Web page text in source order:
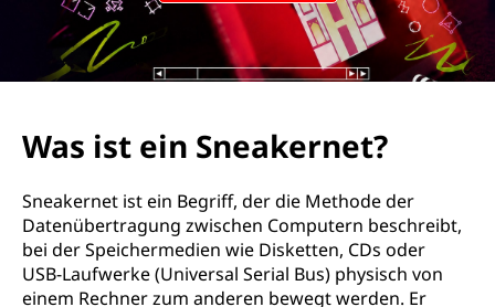
Was ist ein Sneakernet?
Sneakernet ist ein Begriff, der die Methode der
Datenübertragung zwischen Computern beschreibt,
bei der Speichermedien wie Disketten, CDs oder
USB-Laufwerke (Universal Serial Bus) physisch von
einem Rechner zum anderen bewegt werden. Er